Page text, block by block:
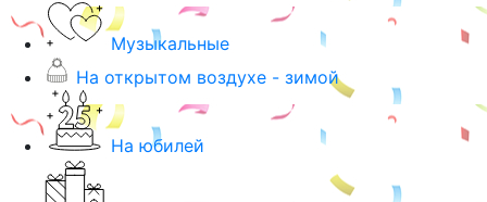
Музыкальные
На открытом воздухе - зимой
На юбилей